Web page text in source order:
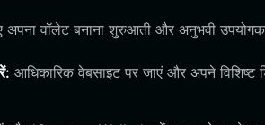
वॉलेट बनाना शुरुआती और अनुभवी
आधिकारिक वेबसाइट पर जाएं और अपने